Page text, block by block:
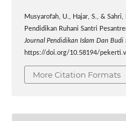
Musyarofah, U., Hajar, S., &
Pendidikan Ruhani Santri
Journal Pendidikan Islam Dan Budi
https://doi.org/10.58194/
More Citation Formats